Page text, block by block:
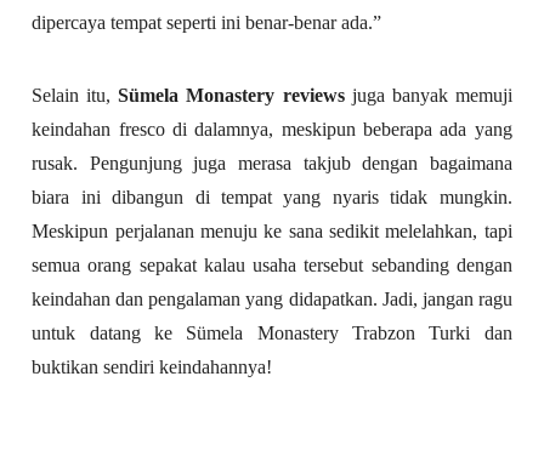
dipercaya tempat seperti ini benar-benar ada.”
Selain itu,Sümela Monastery reviewsjuga banyak memuji
keindahan fresco di dalamnya, meskipun beberapa ada yang
rusak. Pengunjung juga merasa takjub dengan bagaimana
biara ini dibangun di tempat yang nyaris tidak mungkin.
Meskipun perjalanan menuju ke sana sedikit melelahkan, tapi
semua orang sepakat kalau usaha tersebut sebanding dengan
keindahan dan pengalaman yang didapatkan. Jadi, jangan ragu
untuk datang ke Sümela Monastery Trabzon Turki dan
buktikan sendiri keindahannya!